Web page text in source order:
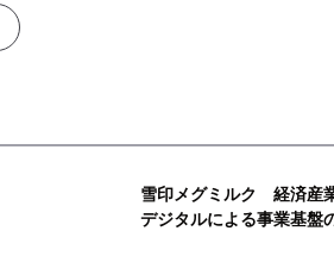
雪印メグミルク 経済産
デジタルによる事業基盤